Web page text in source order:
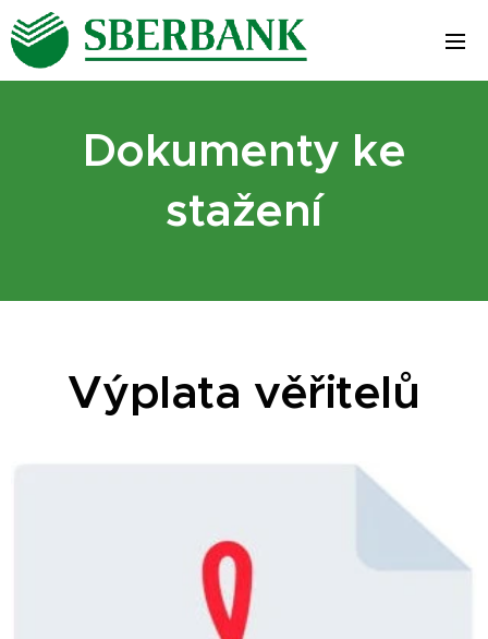
Dokumenty ke
stažení
Výplata věřitelů